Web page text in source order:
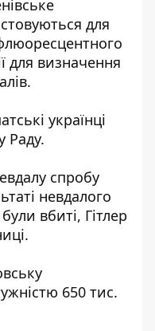
для
для визначення
українці
Раду.
спробу
невдалого
вбиті, Гітлер
650 тис.